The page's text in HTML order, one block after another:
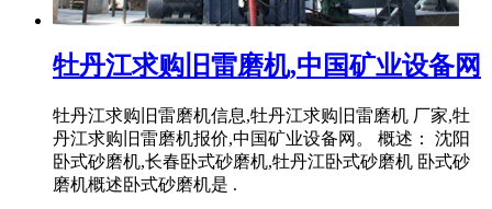
牡丹江求购旧雷磨机,中国矿业设备网
牡丹江求购旧雷磨机信息,牡丹江求购旧雷磨机 厂家,牡
丹江求购旧雷磨机报价,中国矿业设备网。 概述： 沈阳
卧式砂磨机,长春卧式砂磨机,牡丹江卧式砂磨机 卧式砂
磨机概述卧式砂磨机是 .